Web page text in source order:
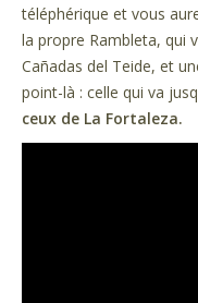
téléphérique et vous
la propre Rambleta, qui
Cañadas del Teide, et
point-là : celle qui va
ceux de La Fortaleza.